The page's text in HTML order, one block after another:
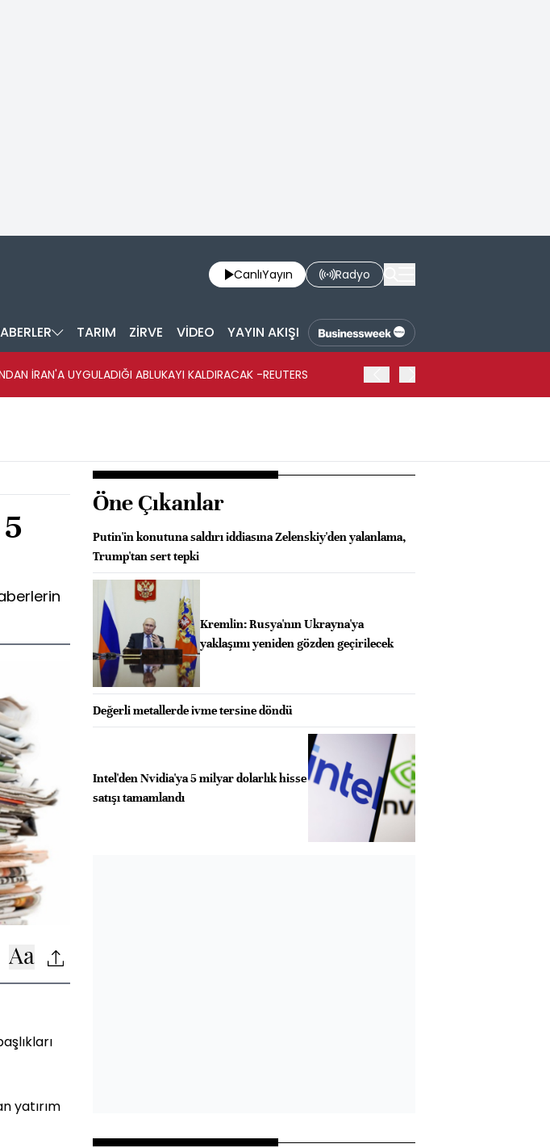
CanlıYayın Radyo
TARIM ZİRVE VİDEO YAYIN AKIŞI
İRAN'A UYGULADIĞI ABLUKAYI KALDIRACAK -REUTERS
yatırım
Öne Çıkanlar
Putin'in konutuna saldırı iddiasına Zelenskiy'den yalanlama,
Trump'tan sert tepki
Kremlin: Rusya'nın Ukrayna'ya
yaklaşımı yeniden gözden geçirilecek
Değerli metallerde ivme tersine döndü
Intel'den Nvidia'ya 5 milyar dolarlık hisse
satışı tamamlandı